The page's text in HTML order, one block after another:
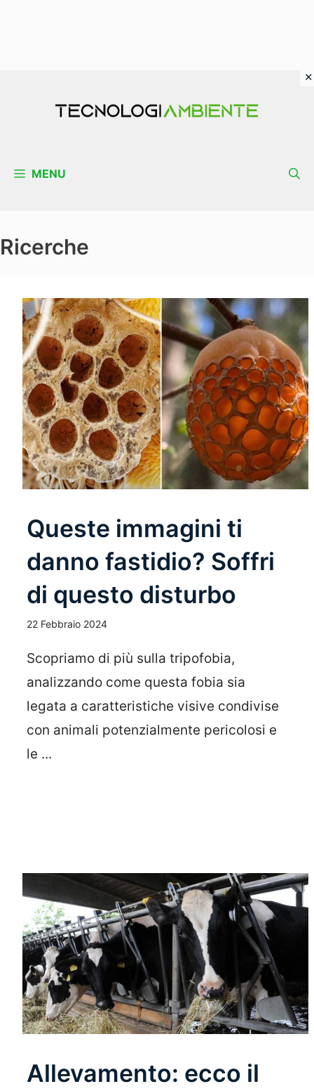
MENU
Ricerche
Queste immagini ti
danno fastidio? Soffri
di questo disturbo
22 Febbraio 2024
Scopriamo di più sulla tripofobia,
analizzando come questa fobia sia
legata a caratteristiche visive condivise
con animali potenzialmente pericolosi e
le ...
Allevamento: ecco il